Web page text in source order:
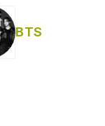
BTS